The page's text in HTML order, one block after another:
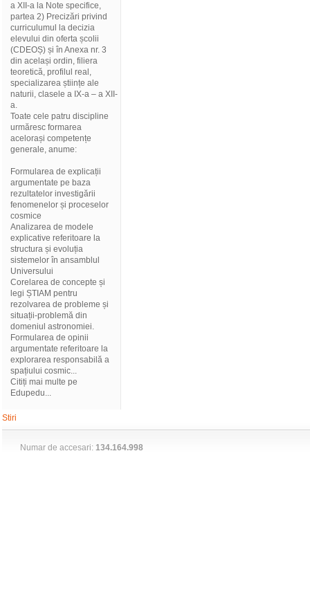
a XII-a la Note specifice,
partea 2) Precizări privind
curriculumul la decizia
elevului din oferta școlii
(CDEOȘ) și în Anexa nr. 3
din același ordin, filiera
teoretică, profilul real,
specializarea științe ale
naturii, clasele a IX-a – a XII-
a.
Toate cele patru discipline
urmăresc formarea
acelorași competențe
generale, anume:
Formularea de explicații
argumentate pe baza
rezultatelor investigării
fenomenelor și proceselor
cosmice
Analizarea de modele
explicative referitoare la
structura și evoluția
sistemelor în ansamblul
Universului
Corelarea de concepte și
legi ȘTIAM pentru
rezolvarea de probleme și
situații-problemă din
domeniul astronomiei.
Formularea de opinii
argumentate referitoare la
explorarea responsabilă a
spațiului cosmic...
Citiți mai multe pe
Edupedu...
Stiri
Numar de accesari: 134.164.998